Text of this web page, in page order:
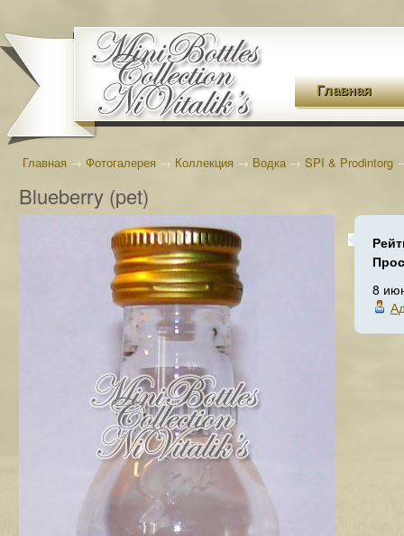
Главная
Главная → Фотогалерея → Коллекция → Водка→ SPI & Prodintorg
Blueberry (pet)
8